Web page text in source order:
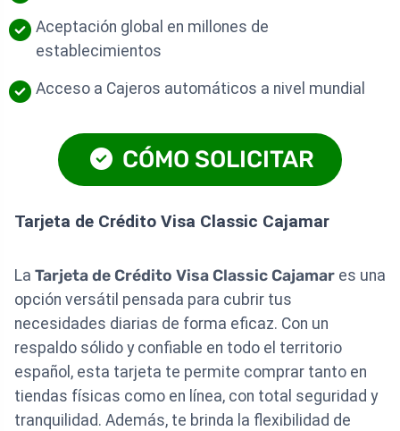
Aceptación global en millones de
establecimientos
Acceso a Cajeros automáticos a nivel mundial
CÓMO SOLICITAR
Tarjeta de Crédito Visa Classic Cajamar
La Tarjeta de Crédito Visa Classic Cajamar es una
opción versátil pensada para cubrir tus
necesidades diarias de forma eficaz. Con un
respaldo sólido y confiable en todo el territorio
español, esta tarjeta te permite comprar tanto en
tiendas físicas como en línea, con total seguridad y
tranquilidad. Además, te brinda la flexibilidad de